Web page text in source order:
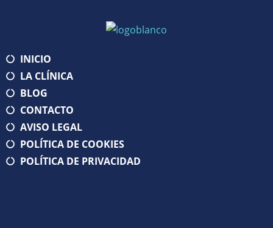
INICIO
LA CLÍNICA
BLOG
CONTACTO
AVISO LEGAL
POLÍTICA DE COOKIES
POLÍTICA DE PRIVACIDAD